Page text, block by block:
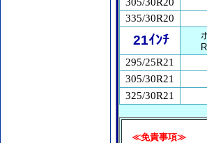
335/30R20
21ｲﾝﾁ
295/25R21
305/30R21
325/30R21
≪免責事項≫